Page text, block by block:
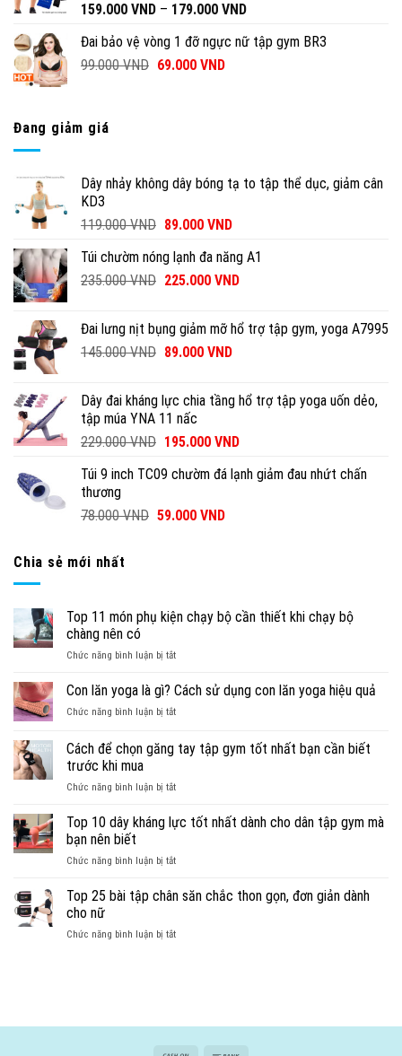
159.000 VND – 179.000 VND
Đai bảo vệ vòng 1 đỡ ngực nữ tập gym BR3
99.000VND 69.000 VND
Đang giảm giá
Dây nhảy không dây bóng tạ to tập thể dục, giảm cân
KD3
119.000VND 89.000 VND
Túi chườm nóng lạnh đa năng A1
235.000VND 225.000 VND
Đai lưng nịt bụng giảm mỡ hổ trợ tập gym, yoga A7995
145.000VND 89.000 VND
Dây đai kháng lực chia tầng hổ trợ tập yoga uốn dẻo,
tập múa YNA 11 nấc
229.000VND 195.000 VND
Túi 9 inch TC09 chườm đá lạnh giảm đau nhứt chấn
thương
78.000VND 59.000 VND
Chia sẻ mới nhất
Top 11 món phụ kiện chạy bộ cần thiết khi chạy bộ
chàng nên có
Chức năng bình luận bị tắtở
11
phụ
chạy
thiết
chạy
Con lăn yoga là gì? Cách sử dụng con lăn yoga hiệu quả
Chức năng bình luận bị tắtở
lăn
yoga
gì?
sử
dụng
lăn
hiệu
Cách để chọn găng tay tập gym tốt nhất bạn cần biết
trước khi mua
Chức năng bình luận bị tắtở
để
chọn
tay
gym
bạn
Top 10 dây kháng lực tốt nhất dành cho dân tập gym mà
bạn nên biết
Chức năng bình luận bị tắtở
10
lực
tập
Top 25 bài tập chân săn chắc thon gọn, đơn giản dành
cho nữ
Chức năng bình luận bị tắtở
săn